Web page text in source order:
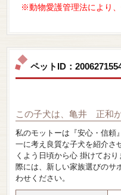
※動物愛護管理法により
ペットID：
この子犬は、亀井 正和が
私のモットーは『安心・信頼
一に考え良質な子犬を紹介さ
くよう日頃から心 掛けてお
際には、新しい家族選びのサ
わせください。